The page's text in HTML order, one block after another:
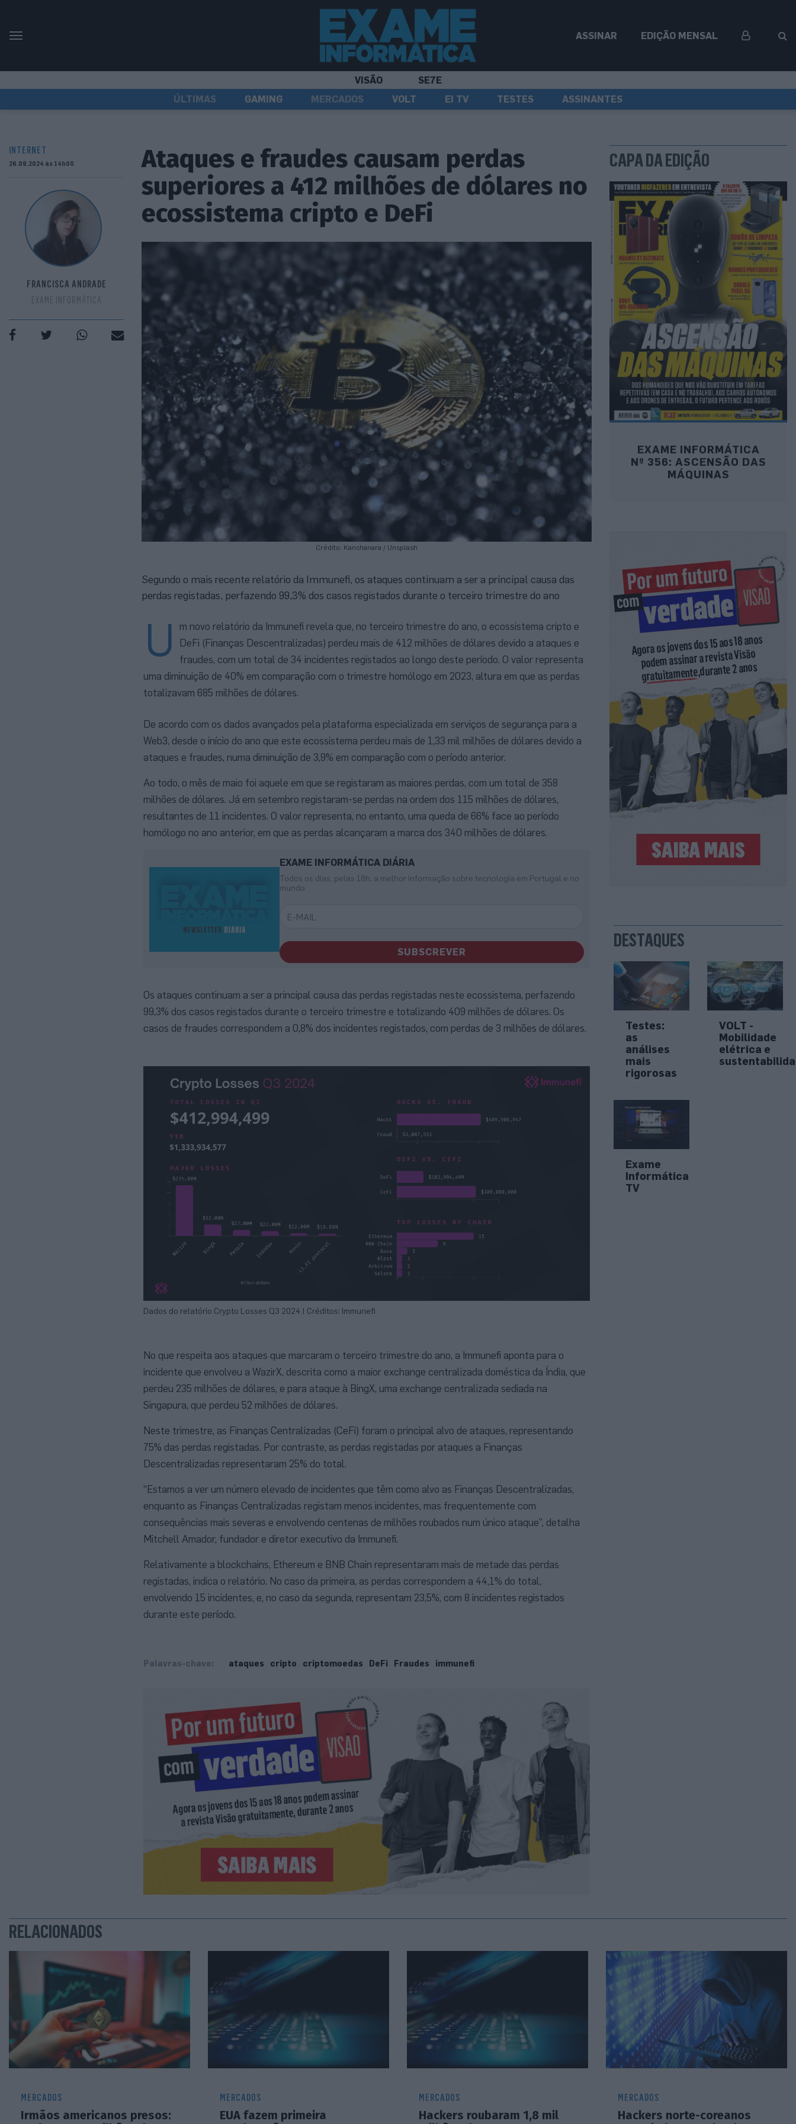
ASSINAR EDIÇÃO MENSAL
VISÃO
SE7E
ÚLTIMAS
GAMING MERCADOS VOLT EI TV TESTES ASSINANTES
INTERNET
26.09.2024 às 14h00
FRANCISCA ANDRADE
EXAME INFORMÁTICA
Ataques e fraudes causam perdas
superiores a 412 milhões de dólares no
ecossistema cripto e DeFi
Crédito: Kanchanara / Unsplash
Segundo o mais recente relatório da Immunefi, os ataques continuam a ser a principal causa das
perdas registadas, perfazendo 99,3% dos casos registados durante o terceiro trimestre do ano
U
m novo relatório da Immunefi revela que, no terceiro trimestre do ano, o ecossistema cripto e
DeFi (Finanças Descentralizadas) perdeu mais de 412 milhões de dólares devido a ataques e
fraudes, com um total de 34 incidentes registados ao longo deste período. O valor representa
uma diminuição de 40% em comparação com o trimestre homólogo em 2023, altura em que as perdas
totalizavam 685 milhões de dólares.
De acordo com os dados avançados pela plataforma especializada em serviços de segurança para a
Web3, desde o início do ano que este ecossistema perdeu mais de 1,33 mil milhões de dólares devido a
ataques e fraudes, numa diminuição de 3,9% em comparação com o período anterior.
Ao todo, o mês de maio foi aquele em que se registaram as maiores perdas, com um total de 358
milhões de dólares. Já em setembro registaram-se perdas na ordem dos 115 milhões de dólares,
resultantes de 11 incidentes. O valor representa, no entanto, uma queda de 66% face ao período
homólogo no ano anterior, em que as perdas alcançaram a marca dos 340 milhões de dólares.
EXAME INFORMÁTICA DIÁRIA
Todos os dias, pelas 18h, a melhor informação sobre tecnologia em Portugal e no
mundo
SUBSCREVER
Os ataques continuam a ser a principal causa das perdas registadas neste ecossistema, perfazendo
99,3% dos casos registados durante o terceiro trimestre e totalizando 409 milhões de dólares. Os
casos de fraudes correspondem a 0,8% dos incidentes registados, com perdas de 3 milhões de dólares.
Dados do relatório Crypto Losses Q3 2024 | Créditos: Immunefi
No que respeita aos ataques que marcaram o terceiro trimestre do ano, a Immunefi aponta para o
incidente que envolveu a WazirX, descrita como a maior exchange centralizada doméstica da Índia, que
perdeu 235 milhões de dólares, e para ataque à BingX, uma exchange centralizada sediada na
Singapura, que perdeu 52 milhões de dólares.
Neste trimestre, as Finanças Centralizadas (CeFi) foram o principal alvo de ataques, representando
75% das perdas registadas. Por contraste, as perdas registadas por ataques a Finanças
Descentralizadas representaram 25% do total.
“Estamos a ver um número elevado de incidentes que têm como alvo as Finanças Descentralizadas,
enquanto as Finanças Centralizadas registam menos incidentes, mas frequentemente com
consequências mais severas e envolvendo centenas de milhões roubados num único ataque”, detalha
Mitchell Amador, fundador e diretor executivo da Immunefi.
Relativamente a blockchains, Ethereum e BNB Chain representaram mais de metade das perdas
registadas, indica o relatório. No caso da primeira, as perdas correspondem a 44,1% do total,
envolvendo 15 incidentes, e, no caso da segunda, representam 23,5%, com 8 incidentes registados
durante este período.
Palavras-chave: ataques cripto criptomoedas DeFi Fraudes immunefi
CAPA DA EDIÇÃO
EXAME INFORMÁTICA
Nº 356: ASCENSÃO DAS
MÁQUINAS
DESTAQUES
Testes:
as
análises
mais
rigorosas
VOLT -
Mobilidade
elétrica e
Exame
Informática
TV
RELACIONADOS
MERCADOS
Irmãos americanos presos:
MERCADOS
EUA fazem primeira
MERCADOS
Hackers roubaram 1,8 mil
MERCADOS
Hackers norte-coreanos